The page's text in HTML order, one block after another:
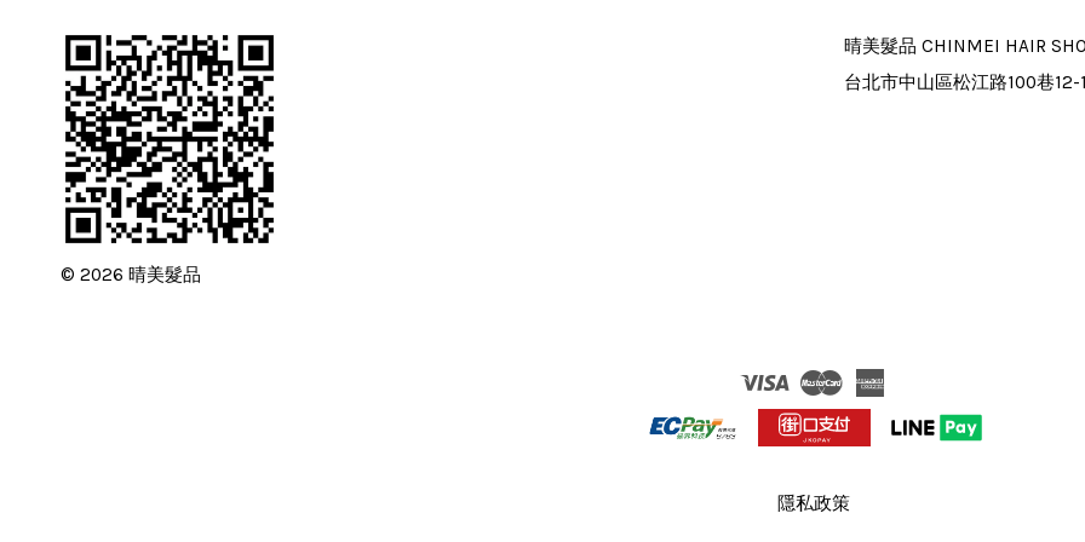
© 2026 晴美髮品
晴美髮品 CHINMEI HAIR
台北市中山區松江路100巷12-
Visa Master
Express
隱私政策